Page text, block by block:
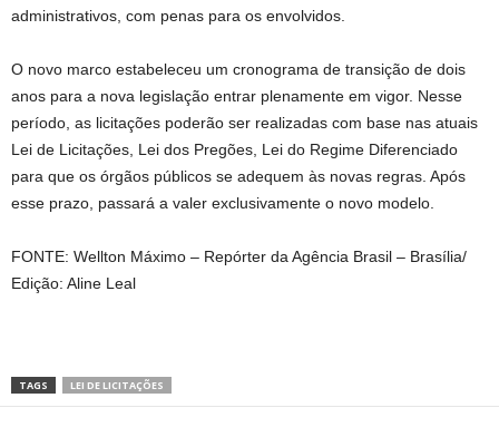
administrativos, com penas para os envolvidos.
O novo marco estabeleceu um cronograma de transição de dois
anos para a nova legislação entrar plenamente em vigor. Nesse
período, as licitações poderão ser realizadas com base nas atuais
Lei de Licitações, Lei dos Pregões, Lei do Regime Diferenciado
para que os órgãos públicos se adequem às novas regras. Após
esse prazo, passará a valer exclusivamente o novo modelo.
FONTE: Wellton Máximo – Repórter da Agência Brasil – Brasília/
Edição: Aline Leal
TAGS LEI DE LICITAÇÕES